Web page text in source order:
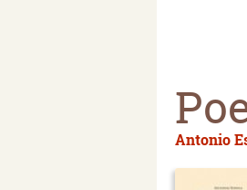
Antonio